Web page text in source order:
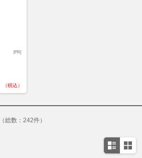
[PR]
（税込）
（総数：242件）